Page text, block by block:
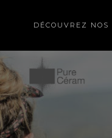
DÉCOUVREZ NOS